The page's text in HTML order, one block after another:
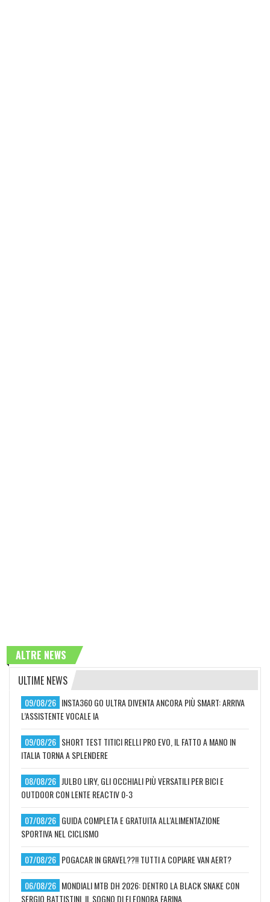
ALTRE NEWS
ULTIME NEWS
09/08/26 INSTA360 GO ULTRA DIVENTA ANCORA PIÙ SMART: ARRIVA
L’ASSISTENTE VOCALE IA
09/08/26 SHORT TEST TITICI RELLI PRO EVO, IL FATTO A MANO IN
ITALIA TORNA A SPLENDERE
08/08/26 JULBO LIRY, GLI OCCHIALI PIÙ VERSATILI PER BICI E
OUTDOOR CON LENTE REACTIV 0-3
07/08/26 GUIDA COMPLETA E GRATUITA ALL'ALIMENTAZIONE
SPORTIVA NEL CICLISMO
07/08/26 POGACAR IN GRAVEL??!! TUTTI A COPIARE VAN AERT?
06/08/26 MONDIALI MTB DH 2026: DENTRO LA BLACK SNAKE CON
SERGIO BATTISTINI, IL SOGNO DI ELEONORA FARINA